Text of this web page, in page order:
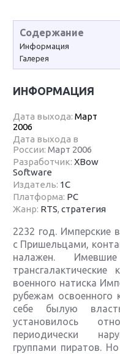
Содержание
Информация
Галерея
ИНФОРМАЦИЯ
Дата выхода:Март
2006
Дата выхода в
России:Март 2006
Разработчик:XBow
Software
Издатель: 1С
Платформа: PC
Жанр: RTS,стратегия
2232 год. Имперские
с Пришельцами,
налажен.
военного натиска
рубежам освоенного
себе былую
установилось
периодически
группами пиратов.